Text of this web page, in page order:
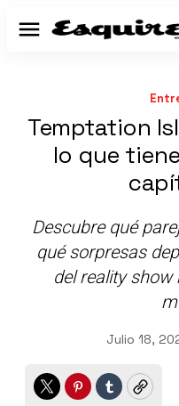
Menú
Temptation
lo que
Descubre qué
qué sorpresas
del reality
Julio 18,
TwitterPinterest
TumblrCopy